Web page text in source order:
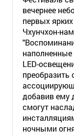
вечернее
первых
Чхунчхон-
LED-
преобразить
добавив ему
смогут
ночными